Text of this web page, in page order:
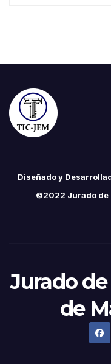
Diseñado y
©2022 Jurado de
Jurado
de